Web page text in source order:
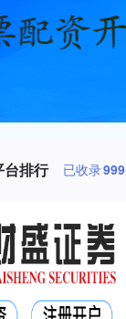
台排行 已收录999